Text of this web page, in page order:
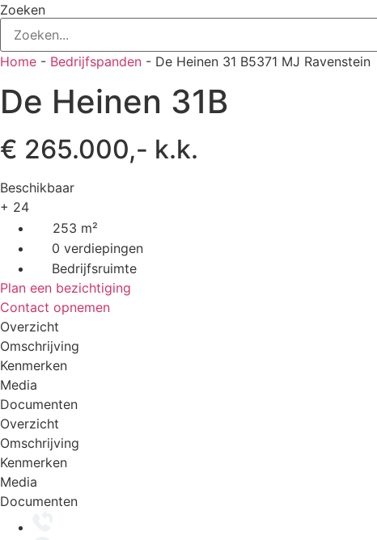
Zoeken
Home - Bedrijfspanden - De Heinen 31 B5371 MJ Ravenstein
De Heinen 31B
€ 265.000,- k.k.
Beschikbaar
+ 24
253 m²
0 verdiepingen
Bedrijfsruimte
Plan een bezichtiging
Contact opnemen
Overzicht
Omschrijving
Kenmerken
Media
Documenten
Overzicht
Omschrijving
Kenmerken
Media
Documenten